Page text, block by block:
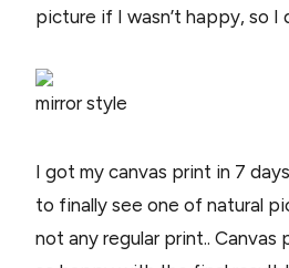
picture if I wasn’t happy, so I
mirror style
I got my canvas print in 7
to finally see one of natural
not any regular print.. Canvas